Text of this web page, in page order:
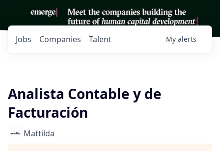
Jobs Companies Talent My alerts
Analista Contable y de
Facturación
Mattilda